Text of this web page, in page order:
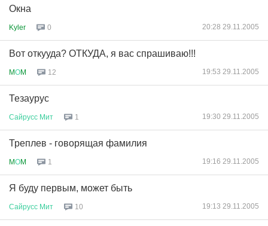
Окна
Kyler 0 20:28 29.11.2005
Вот откууда? ОТКУДА, я вас спрашиваю!!!
MОM 12 19:53 29.11.2005
Тезаурус
Сайрусс Мит 1 19:30 29.11.2005
Треплев - говорящая фамилия
MОM 1 19:16 29.11.2005
Я буду первым, может быть
Сайрусс Мит 10 19:13 29.11.2005